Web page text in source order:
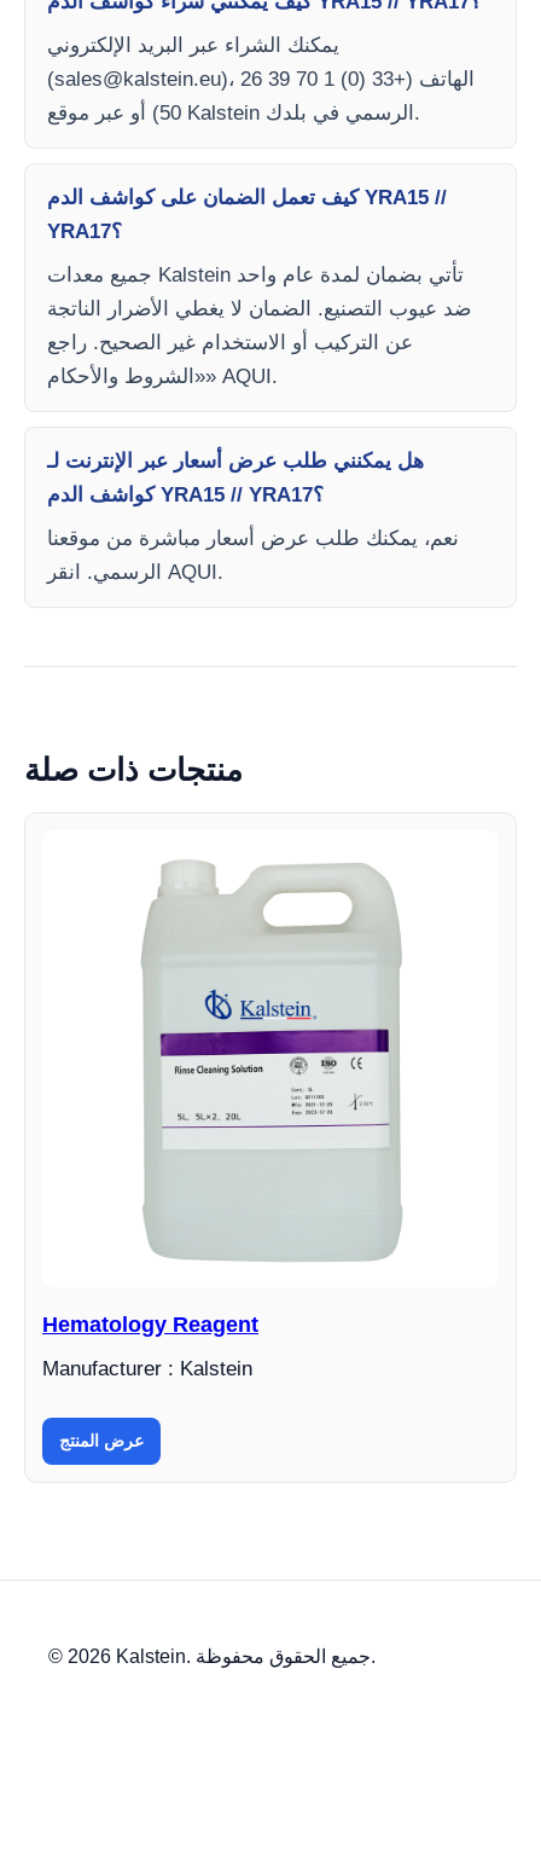
يمكنك الشراء عبر البريد الإلكتروني
(sales@kalstein.eu)، الهاتف (+33 (0) 1 70 39 26
50) أو عبر موقع Kalstein الرسمي في بلدك.
كيف تعمل الضمان على كواشف الدم YRA15 //
YRA17؟
جميع معدات Kalstein تأتي بضمان لمدة عام واحد
ضد عيوب التصنيع. الضمان لا يغطي الأضرار الناتجة
عن التركيب أو الاستخدام غير الصحيح. راجع
«الشروط والأحكام» AQUI.
هل يمكنني طلب عرض أسعار عبر الإنترنت لـ
كواشف الدم YRA15 // YRA17؟
نعم، يمكنك طلب عرض أسعار مباشرة من موقعنا
الرسمي. انقر AQUI.
منتجات ذات صلة
Hematology Reagent
Manufacturer : Kalstein
عرض المنتج
© 2026 Kalstein. جميع الحقوق محفوظة.